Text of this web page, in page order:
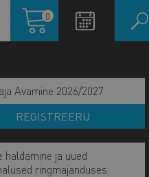
Ostukorv
0
Avamine 2026/2027
REGISTREERU
haldamine ja uued
ringmajanduses